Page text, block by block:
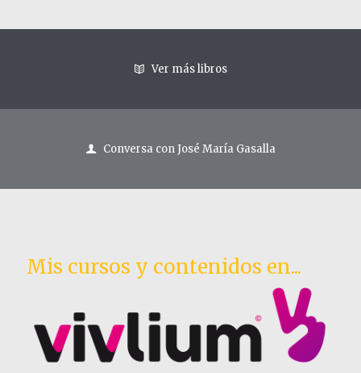
Ver más libros
Conversa con José María Gasalla
Mis cursos y contenidos en...